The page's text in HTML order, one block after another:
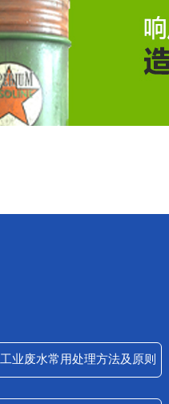
工业废水常用处理方法及原则